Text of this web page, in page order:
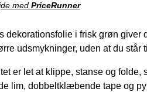
med PriceRunner
dekorationsfolie i frisk grøn giver
udsmykninger, uden at du står
er let at klippe, stanse og
lim, dobbeltklæbende tape og